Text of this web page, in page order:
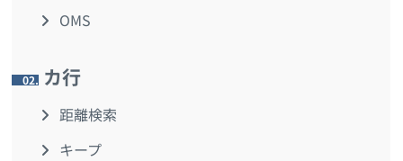
OMS
2. カ行
距離検索
キープ